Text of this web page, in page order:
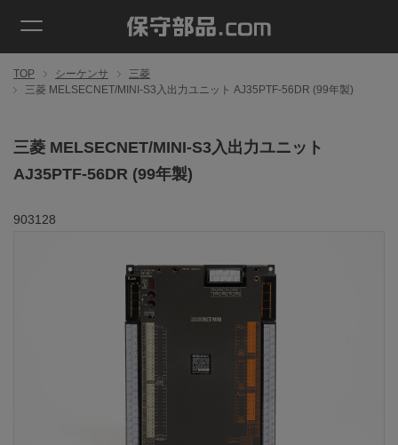
TOP シーケンサ
三菱
三菱 MELSECNET/MINI-S3入出力ユニット AJ35PTF-56DR (99年製)
三菱 MELSECNET/MINI-S3入出力ユニット
AJ35PTF-56DR (99年製)
903128